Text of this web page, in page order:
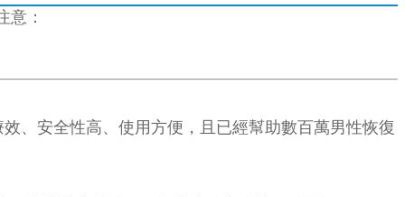
意：
、安全性高、使用方便，且已經幫助數百萬男性恢復